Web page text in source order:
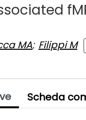
MA; Filippi M
Scheda